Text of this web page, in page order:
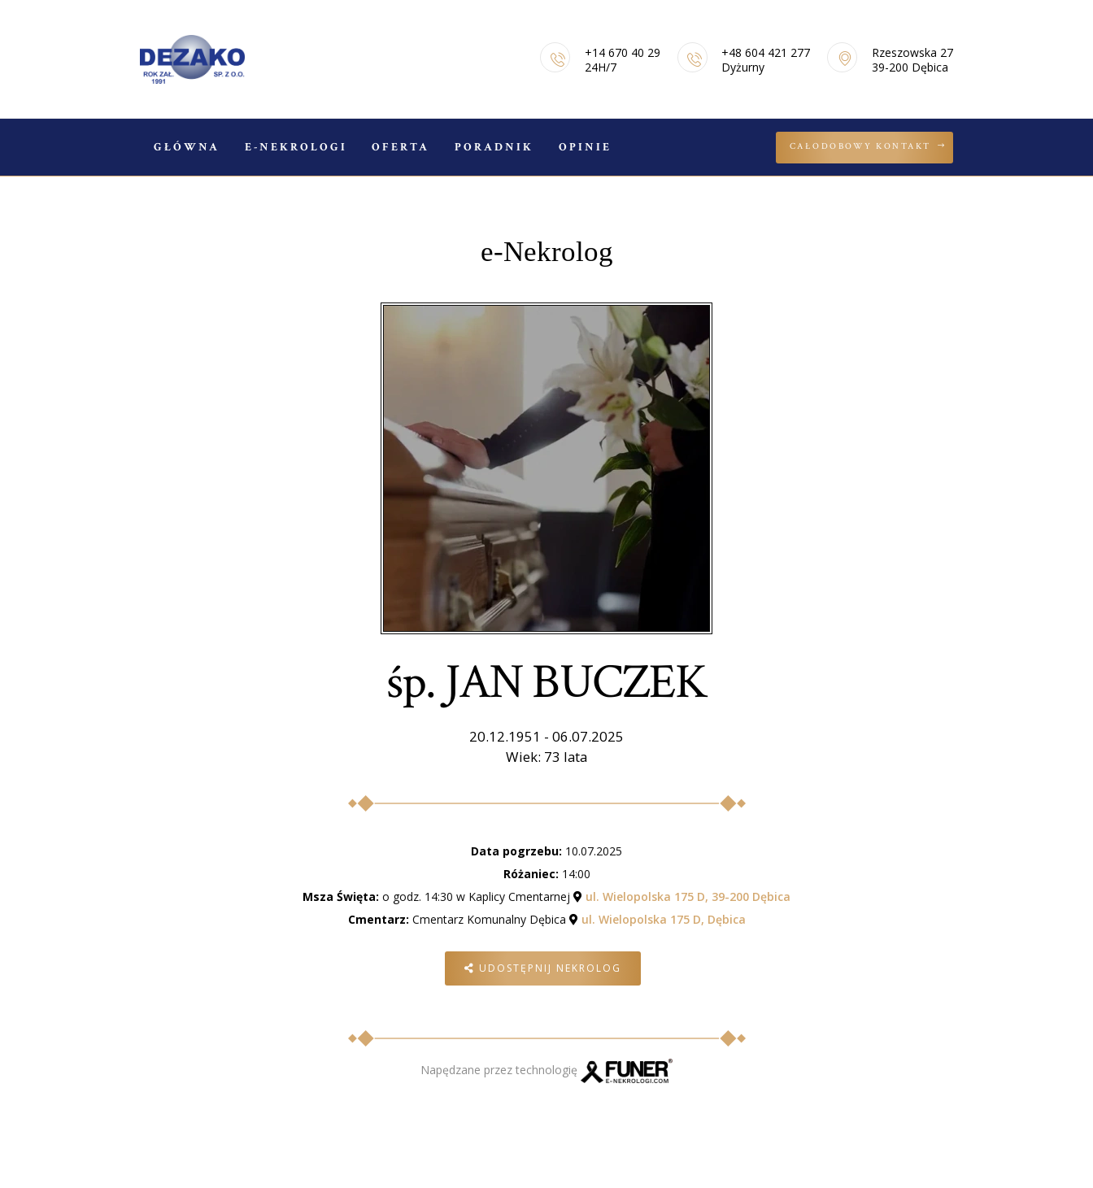
+14 670 40 29
24H/7
+48 604 421 277
Dyżurny
Rzeszowska 27
39-200 Dębica
GŁÓWNA E-NEKROLOGI OFERTA PORADNIK OPINIE CAŁODOBOWY KONTAKT
E-NEKROLOGI
PORADNIK
POGRZEBOWY
KONTAKTe-Nekrolog
śp. JAN BUCZEK
20.12.1951 - 06.07.2025
Wiek: 73 lata
Data pogrzebu: 10.07.2025
Różaniec: 14:00
Msza Święta: o godz. 14:30 w Kaplicy Cmentarnej
ul. Wielopolska 175 D, 39-200 Dębica
Cmentarz: Cmentarz Komunalny Dębica ul. Wielopolska 175 D, Dębica
UDOSTĘPNIJ NEKROLOG
Napędzane przez technologię